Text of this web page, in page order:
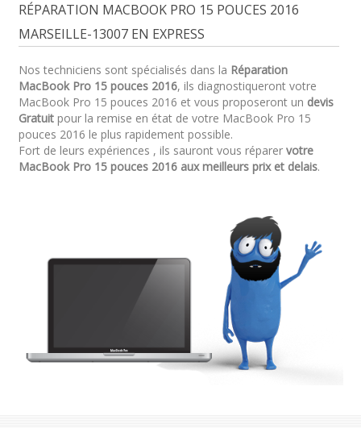
RÉPARATION MACBOOK PRO 15 POUCES 2016
MARSEILLE-13007 EN EXPRESS
Nos techniciens sont spécialisés dans la Réparation
MacBook Pro 15 pouces 2016, ils diagnostiqueront votre
MacBook Pro 15 pouces 2016 et vous proposeront un devis
Gratuitpour la remise en état de votre MacBook Pro 15
pouces 2016 le plus rapidement possible.
Fort de leurs expériences , ils sauront vous réparer votre
MacBook Pro 15 pouces 2016 aux meilleurs prix et delais.